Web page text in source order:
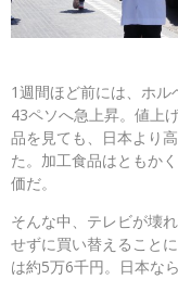
1週間ほど前には、ホ
43ペソへ急上昇。値上
品を見ても、日本より
た。加工食品はともか
価だ。
そんな中、テレビが壊
せずに買い替えること
は約5万6千円。日本な